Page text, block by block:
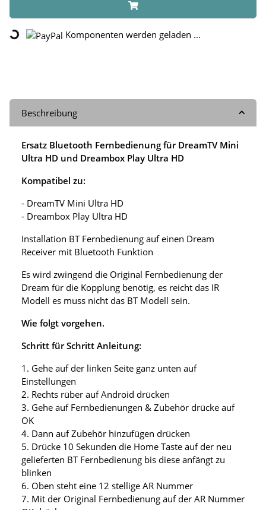
Loading... Komponenten werden geladen ...
Beschreibung
Ersatz Bluetooth Fernbedienung für DreamTV Mini
Ultra HD und Dreambox Play Ultra HD
Kompatibel zu:
- DreamTV Mini Ultra HD
- Dreambox Play Ultra HD
Installation BT Fernbedienung auf einen Dream
Receiver mit Bluetooth Funktion
Es wird zwingend die Original Fernbedienung der
Dream für die Kopplung benötig, es reicht das IR
Modell es muss nicht das BT Modell sein.
Wie folgt vorgehen.
Schritt für Schritt Anleitung:
1. Gehe auf der linken Seite ganz unten auf
Einstellungen
2. Rechts rüber auf Android drücken
3. Gehe auf Fernbedienungen & Zubehör drücke auf
OK
4. Dann auf Zubehör hinzufügen drücken
5. Drücke 10 Sekunden die Home Taste auf der neu
gelieferten BT Fernbedienung bis diese anfängt zu
blinken
6. Oben steht eine 12 stellige AR Nummer
7. Mit der Original Fernbedienung auf der AR Nummer